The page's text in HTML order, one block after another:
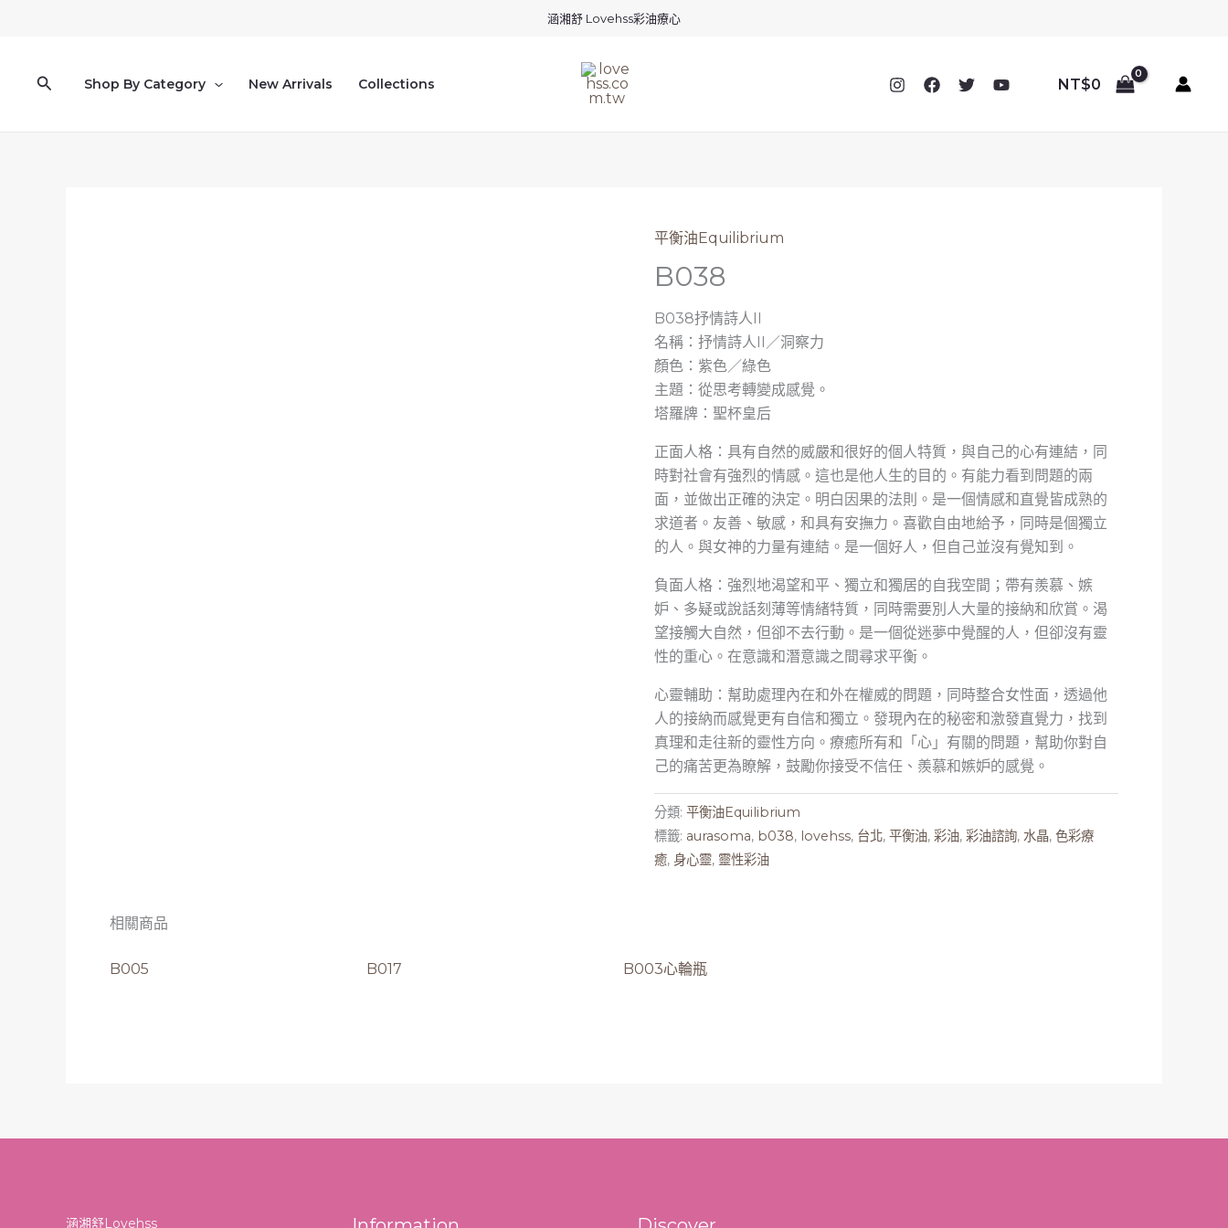
涵湘舒 Lovehss彩油療心
搜
Shop By Category New Arrivals Collections NT$0
平衡油Equilibrium
B038
B038抒情詩人II
名稱：抒情詩人II／洞察力
顏色：紫色／綠色
主題：從思考轉變成感覺。
塔羅牌：聖杯皇后
正面人格：具有自然的威嚴和很好的個人特質，與自己的心有連結，同
時對社會有強烈的情感。這也是他人生的目的。有能力看到問題的兩
面，並做出正確的決定。明白因果的法則。是一個情感和直覺皆成熟的
求道者。友善、敏感，和具有安撫力。喜歡自由地給予，同時是個獨立
的人。與女神的力量有連結。是一個好人，但自己並沒有覺知到。
負面人格：強烈地渴望和平、獨立和獨居的自我空間；帶有羨慕、嫉
妒、多疑或說話刻薄等情緒特質，同時需要別人大量的接納和欣賞。渴
望接觸大自然，但卻不去行動。是一個從迷夢中覺醒的人，但卻沒有靈
性的重心。在意識和潛意識之間尋求平衡。
心靈輔助：幫助處理內在和外在權威的問題，同時整合女性面，透過他
人的接納而感覺更有自信和獨立。發現內在的秘密和激發直覺力，找到
真理和走往新的靈性方向。療癒所有和「心」有關的問題，幫助你對自
己的痛苦更為瞭解，鼓勵你接受不信任、羨慕和嫉妒的感覺。
分類:平衡油Equilibrium
標籤: aurasoma, b038, lovehss, 台北,平衡油,彩油,彩油諮詢,水晶,色彩療
癒,身心靈, 靈性彩油
相關商品
B005 B017 B003心輪瓶
涵湘舒Lovehss